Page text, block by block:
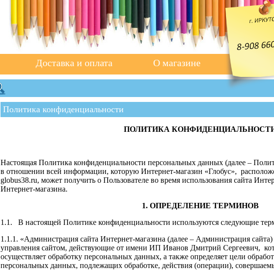
Доставка и оплата О магазине
Политика конфиденциальности
ПОЛИТИКА
Настоящая Политика конфиденциальности персональных данных (далее –
в отношении всей информации, которую Интернет-магазин «Глобус»,
globus38.ru, может получить о Пользователе во время использования сайта
Интернет-магазина.
1. ОПРЕДЕЛЕНИЕ ТЕРМИНОВ
1.1. В настоящей Политике конфиденциальности используются следующие
1.1.1. «Администрация сайта Интернет-магазина (далее – Администрация
управления сайтом, действующие от имени ИП Иванов Дмитрий Сергеевич,
осуществляет обработку персональных данных, а также определяет цели
персональных данных, подлежащих обработке, действия (операции),